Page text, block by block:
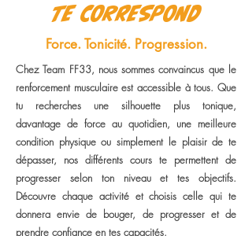
TE CORRESPOND
Force. Tonicité. Progression.
Chez Team FF33, nous sommes convaincus que le
renforcement musculaire est accessible à tous. Que
tu recherches une silhouette plus tonique,
davantage de force au quotidien, une meilleure
condition physique ou simplement le plaisir de te
dépasser, nos différents cours te permettent de
progresser selon ton niveau et tes objectifs.
Découvre chaque activité et choisis celle qui te
donnera envie de bouger, de progresser et de
prendre confiance en tes capacités.